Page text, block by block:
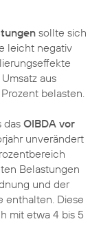
sollte sich
leicht negativ
aus
belasten.
das OIBDA vor
unverändert
Belastungen
und der
enthalten. Diese
mit etwa 4 bis 5